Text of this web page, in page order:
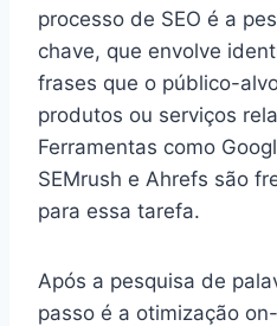
processo de SEO é a
chave, que envolve
frases que o público-
produtos ou serviços
Ferramentas como
SEMrush e Ahrefs são
para essa tarefa.
Após a pesquisa de
passo é a otimização